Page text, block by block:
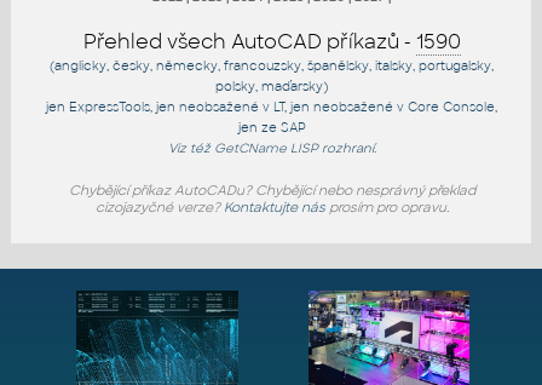
Přehled všech AutoCAD příkazů - 1590
(anglicky, česky, německy, francouzsky, španělsky, italsky, portugalsky,
polsky, maďarsky)
jen ExpressTools , jen neobsažené v LT, jen neobsažené v Core Console
jen ze SAP
Viz též GetCNameLISP rozhraní.
Chybějící příkaz AutoCADu? Chybějící nebo nesprávný překlad
cizojazyčné verze? Kontaktujte násprosím pro opravu.